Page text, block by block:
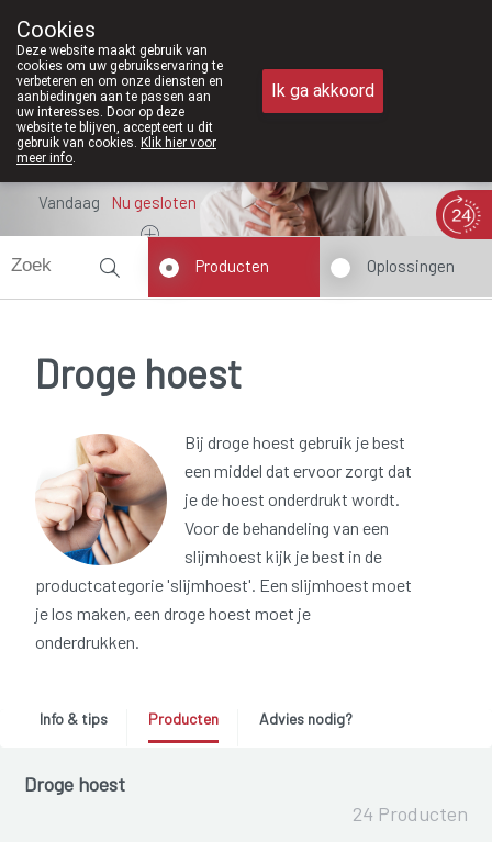
011/610300
Vandaag Nu gesloten
Producten Oplossingen
Droge hoest
Bij droge hoest gebruik je best
een middel dat ervoor zorgt dat
je de hoest onderdrukt wordt.
Voor de behandeling van een
slijmhoest kijk je best in de
productcategorie 'slijmhoest'. Een slijmhoest moet
je los maken, een droge hoest moet je
onderdrukken.
Info & tips Producten Advies nodig?
Droge hoest
24 Producten
Cookies
Deze website maakt gebruik van
cookies om uw gebruikservaring te
verbeteren en om onze diensten en
aanbiedingen aan te passen aan
uw interesses. Door op deze
website te blijven, accepteert u dit
gebruik van cookies. Klik hier voor
meer info.
Ik ga akkoord